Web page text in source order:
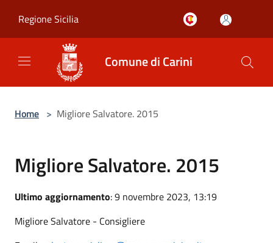
Regione Sicilia
Comune di Carini
Home > Migliore Salvatore. 2015
Migliore Salvatore. 2015
Ultimo aggiornamento: 9 novembre 2023, 13:19
Migliore Salvatore - Consigliere